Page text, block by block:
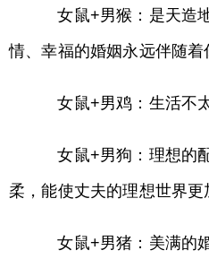
女鼠+男猴：是天造地
情、幸福的婚姻永远伴随着
女鼠+男鸡：生活不太
女鼠+男狗：理想的配
柔，能使丈夫的理想世界更
女鼠+男猪：美满的婚